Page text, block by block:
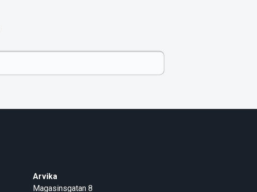
Arvika
Magasinsgatan 8